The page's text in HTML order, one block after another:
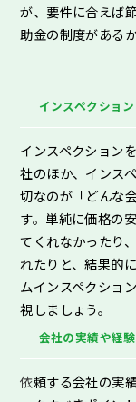
が、要件に合えば
助金の制度がある
インスペクショ
インスペクション
社のほか、インス
切なのが「どんな
す。単純に価格の
てくれなかったり
れたりと、結果的
ムインスペクショ
視しましょう。
会社の実績や経
依頼する会社の実